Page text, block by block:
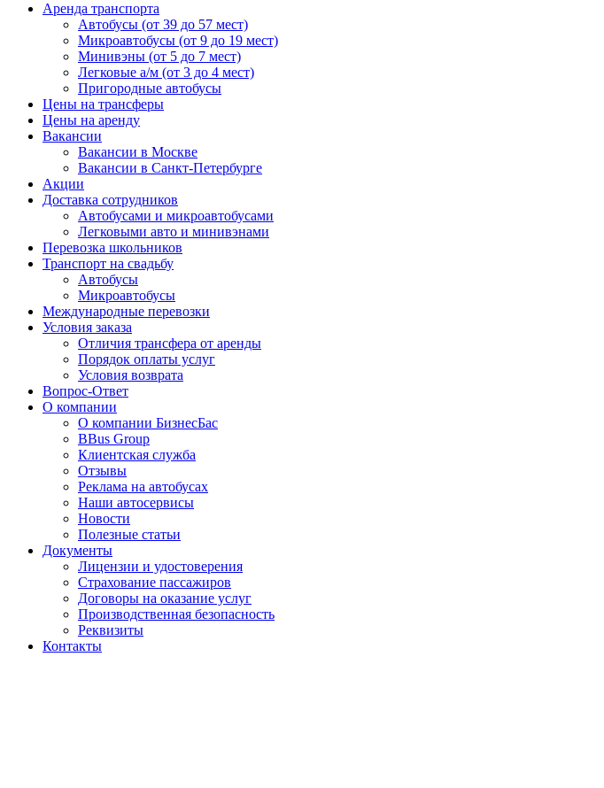
Аренда транспорта
Автобусы (от 39 до 57 мест)
Микроавтобусы (от 9 до 19 мест)
Минивэны (от 5 до 7 мест)
Легковые а/м (от 3 до 4 мест)
Пригородные автобусы
Цены на трансферы
Цены на аренду
Вакансии
Вакансии в Москве
Вакансии в Санкт-Петербурге
Акции
Доставка сотрудников
Автобусами и микроавтобусами
Легковыми авто и минивэнами
Перевозка школьников
Транспорт на свадьбу
Автобусы
Микроавтобусы
Международные перевозки
Условия заказа
Отличия трансфера от аренды
Порядок оплаты услуг
Условия возврата
Вопрос-Ответ
О компании
О компании БизнесБас
BBus Group
Клиентская служба
Отзывы
Реклама на автобусах
Наши автосервисы
Новости
Полезные статьи
Документы
Лицензии и удостоверения
Страхование пассажиров
Договоры на оказание услуг
Производственная безопасность
Реквизиты
Контакты